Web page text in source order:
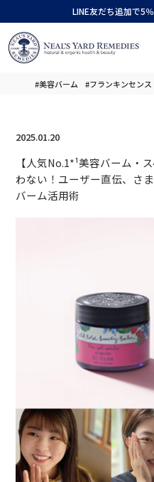
LINE友だち追加で5
#美容バーム #フランキンセンス
2025.01.20
【人気No.1*¹美容バーム・
わない！ユーザー直伝、さ
バーム活用術